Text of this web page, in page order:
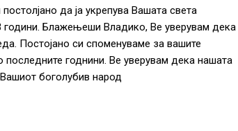
да ја укрепува Вашата света
години. Блажењеши Владико, Ве уверувам дека
Постојано си споменуваме за вашите
годнини. Ве уверувам дека нашата
боголубив народ